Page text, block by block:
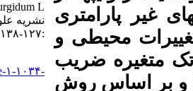
turgidum L. ) در مناطق معتدل ایران.
نشریه علوم زراعی ایران. ۱۳۹۸; ۲۱ (۲)
:۱۲۷-۱۳۸
http://agrobreedjournal.ir/article-۱-۱۰۳۴-